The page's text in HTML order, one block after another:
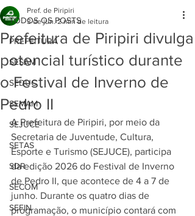
TODOS OS POSTS
PREFEITURA
SESAM
SEDUC
SEMAM
SEJUCE
SETAS
SDR
SECOM
SEFIN
Prefeitura de Piripiri divulga
potencial turístico durante
o Festival de Inverno de
Pedro II
Pref. de Piripiri
3 de jun. 2 min de leitura
A Prefeitura de Piripiri, por meio da
Secretaria de Juventude, Cultura,
Esporte e Turismo (SEJUCE), participa
da edição 2026 do Festival de Inverno
de Pedro II, que acontece de 4 a 7 de
junho. Durante os quatro dias de
programação, o município contará com